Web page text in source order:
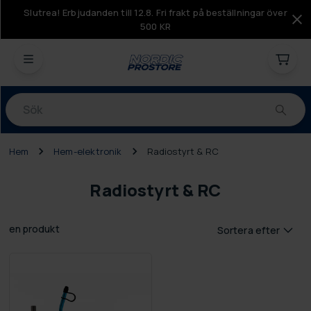
Slutrea! Erbjudanden till 12.8. Fri frakt på beställningar över
500 KR
Produkter
Hem Hem-elektronik Radiostyrt & RC
Radiostyrt & RC
en produkt Sortera efter